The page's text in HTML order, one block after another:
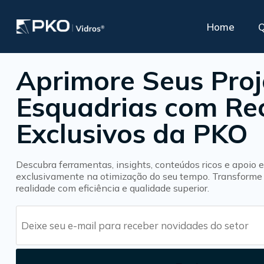
Nossa linha
de produtos
Vidros para Conforto
Acústico
Polarizado PKO Privacy Glass®
Controle Solar
Insulado ou duplo
Insulado com Persiana Interna
A PKO oferece
apoio especializado
para seus clientes
Home
Aprimore Seus
Esquadrias com
Exclusivos da PKO
Descubra ferramentas, insights, conteúdos ricos e apoio
exclusivamente na otimização do seu tempo.
realidade com eficiência e qualidade superior.